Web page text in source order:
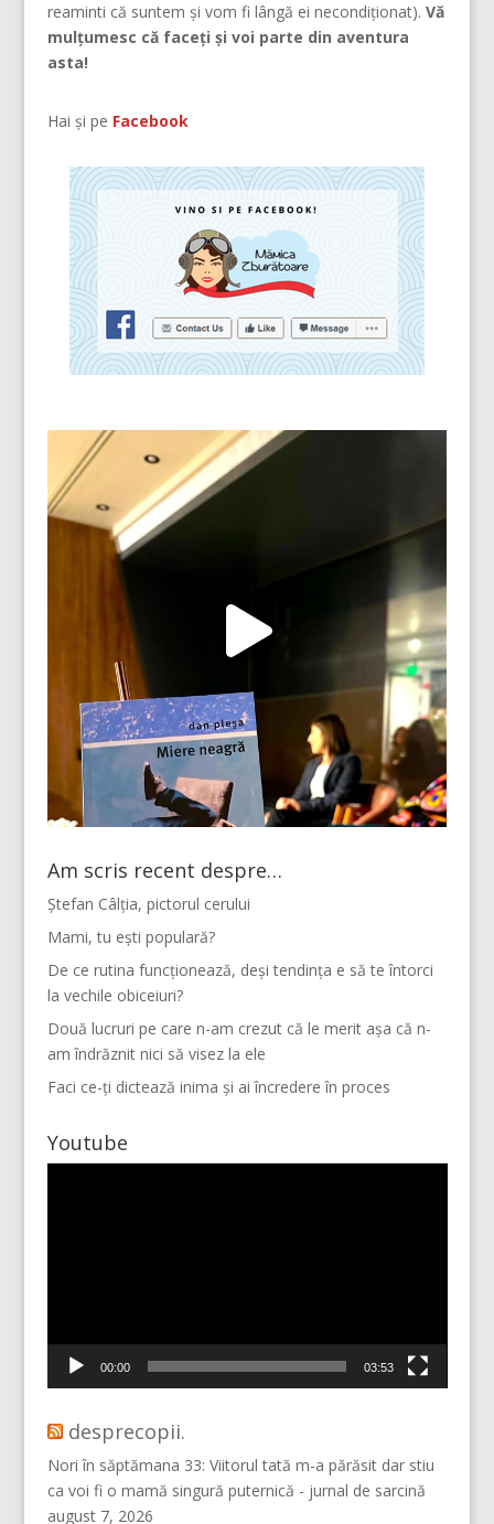
reaminti că suntem şi vom fi lângă ei necondiţionat). Vă
mulțumesc că faceți și voi parte din aventura
asta!
Hai și pe Facebook
Am scris recent despre…
Ștefan Câlția, pictorul cerului
Mami, tu ești populară?
De ce rutina funcționează, deși tendința e să te întorci
la vechile obiceiuri?
Două lucruri pe care n-am crezut că le merit așa că n-
am îndrăznit nici să visez la ele
Faci ce-ți dictează inima și ai încredere în proces
Youtube
00:00 03:53
desprecopii.
Nori în săptămana 33: Viitorul tată m-a părăsit dar stiu
ca voi fi o mamă singură puternică - jurnal de sarcină
august 7, 2026